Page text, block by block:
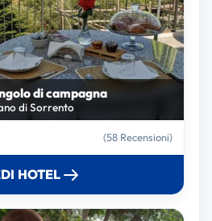
di campagna
di Sorrento
(58 Recensioni)
HOTEL